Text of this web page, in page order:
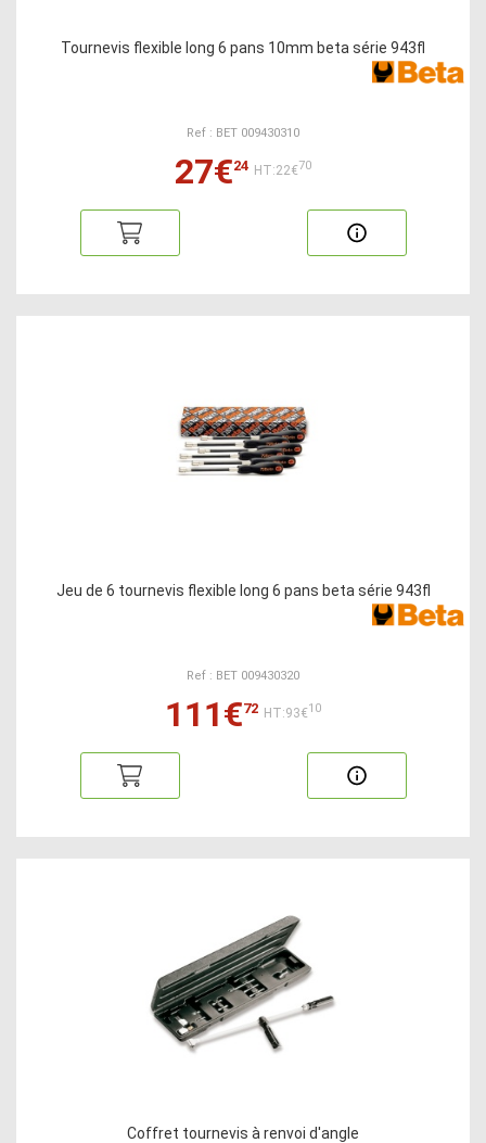
Tournevis flexible long 6 pans 10mm beta série 943fl
Ref : BET 009430310
27€24 HT:22€70
Jeu de 6 tournevis flexible long 6 pans beta série 943fl
Ref : BET 009430320
111€72 HT:93€10
Coffret tournevis à renvoi d'angle